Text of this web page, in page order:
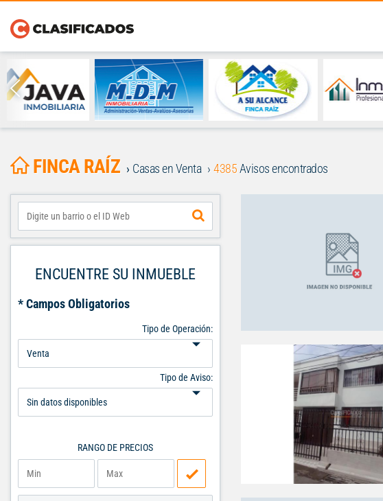
FINCA RAÍZ Casas en Venta 4385Avisos encontrados
ENCUENTRE SU INMUEBLE
* Campos Obligatorios
Tipo de Operación:
Tipo de Aviso:
RANGO DE PRECIOS